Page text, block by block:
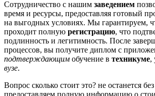
Сотрудничество с нашим заведением
время и ресурсы, предоставляя готовый
на выгодных условиях. Мы гарантируем,
проходит полную регистрацию, что
подлинность и легитимность. После
процессов, вы получите диплом с
подтверждающим обучение в техникуме,
вузе.
Вопрос сколько стоит это? не останется
предоставляем полную информацию о